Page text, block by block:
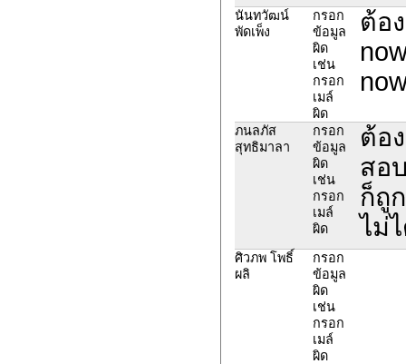
นันทวัฒน์
พัดเพ็ง
กรอก
ข้อมูล
ผิด
เช่น
กรอก
เมล์
ผิด
ต้อ
ภนลภัส
สุทธิมาลา
กรอก
ข้อมูล
ผิด
เช่น
กรอก
เมล์
ผิด
ต้อ
สอ
ก็ถู
ไม่
ศิวภพ โพธิ์
ผลิ
กรอก
ข้อมูล
ผิด
เช่น
กรอก
เมล์
ผิด